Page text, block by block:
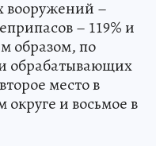
–
– 119% и
образом, по
обрабатывающих
место в
и восьмое в